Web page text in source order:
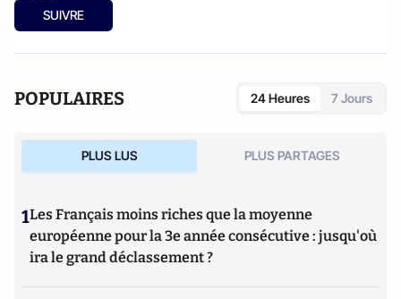
SUIVRE
POPULAIRES 24 Heures 7 Jours
PLUS LUS PLUS PARTAGES
1Les Français moins riches que la moyenne
européenne pour la 3e année consécutive : jusqu'où
ira le grand déclassement ?